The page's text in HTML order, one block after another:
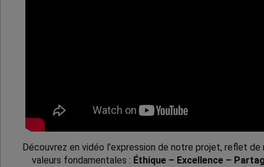
Découvrez en vidéo l'expression de notre projet, reflet de
valeurs fondamentales : Éthique – Excellence –